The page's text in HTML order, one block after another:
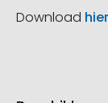
Download hier